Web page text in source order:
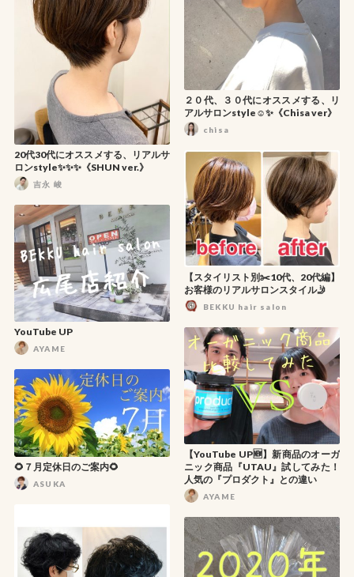
２０代、３０代にオススメする、リ
アルサロンstyle☺️✨《Chisa ver》
chisa
20代30代にオススメする、リアルサ
ロンstyle✨✨✨《SHUN ver.》
吉永 峻
【スタイリスト別✂️10代、20代編】
お客様のリアルサロンスタイル🤳
BEKKU hair salon
YouTube UP
AYAME
【YouTube UP🆕】新商品のオーガ
ニック商品『UTAU』試してみた！
人気の『プロダクト』との違い
AYAME
🌻７月定休日のご案内🌻
ASUKA